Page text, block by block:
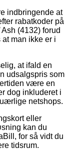
indbringende at
rabatkoder på
(4132) forud
man ikke er i
at ifald en
udsalgspris som
være en
dog inkluderet i
netshops.
eller
kan du
for så vidt du
tidsrum.